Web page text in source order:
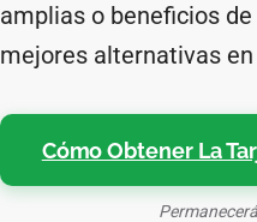
amplias o beneficios
mejores alternativas
Cómo Obtener La